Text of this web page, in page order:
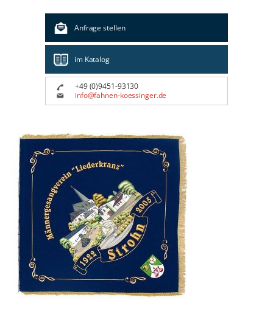
Anfrage stellen
im Katalog
+49 (0)9451-93130
info@fahnen-koessinger.de